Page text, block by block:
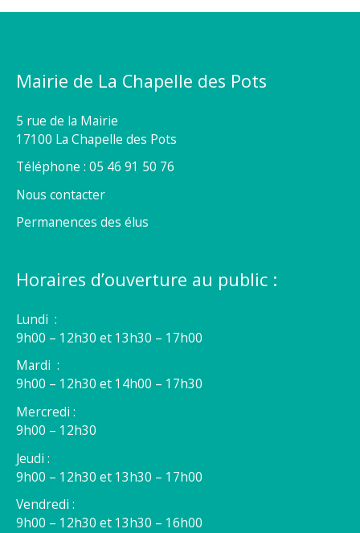
Mairie de La Chapelle des Pots
5 rue de la Mairie
17100 La Chapelle des Pots
Téléphone : 05 46 91 50 76
Nous contacter
Permanences des élus
Horaires d’ouverture au public :
Lundi :
9h00 – 12h30 et 13h30 – 17h00
Mardi :
9h00 – 12h30 et 14h00 – 17h30
Mercredi :
9h00 – 12h30
Jeudi :
9h00 – 12h30 et 13h30 – 17h00
Vendredi :
9h00 – 12h30 et 13h30 – 16h00